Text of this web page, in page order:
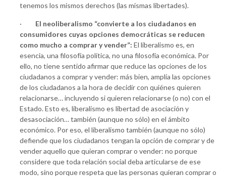
tenemos los mismos derechos (las mismas libertades).
· El neoliberalismo “convierte a los ciudadanos en
consumidores cuyas opciones democráticas se reducen
como mucho a comprar y vender”: El liberalismo es, en
esencia, una filosofía política, no una filosofía económica. Por
ello, no tiene sentido afirmar que reduce las opciones de los
ciudadanos a comprar y vender: más bien, amplía las opciones
de los ciudadanos a la hora de decidir con quiénes quieren
relacionarse… incluyendo si quieren relacionarse (o no) con el
Estado. Esto es, liberalismo es libertad de asociación y
desasociación… también (aunque no sólo) en el ámbito
económico. Por eso, el liberalismo también (aunque no sólo)
defiende que los ciudadanos tengan la opción de comprar y de
vender aquello que quieran comprar o vender: no porque
considere que toda relación social deba articularse de ese
modo, sino porque respeta que las personas quieran comprar o